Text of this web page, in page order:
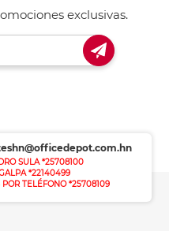
exclusivas.
SULA *25708100
*22140499
POR TELÉFONO *25708109